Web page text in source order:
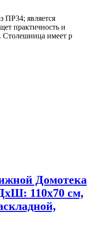
ПР34; является
практичность и
Столешница имеет р
Домотека
110х70 см,